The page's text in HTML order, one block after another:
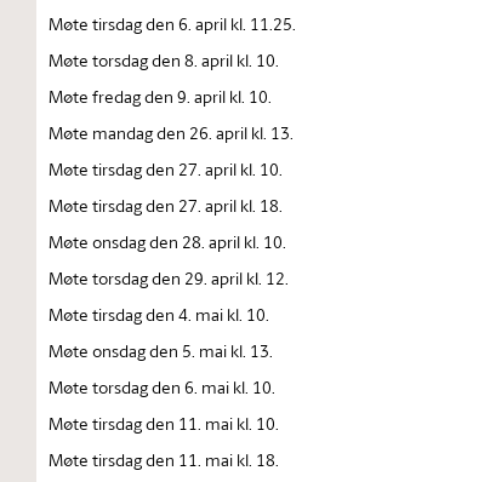
Møte tirsdag den 6. april kl. 11.25.
Møte torsdag den 8. april kl. 10.
Møte fredag den 9. april kl. 10.
Møte mandag den 26. april kl. 13.
Møte tirsdag den 27. april kl. 10.
Møte tirsdag den 27. april kl. 18.
Møte onsdag den 28. april kl. 10.
Møte torsdag den 29. april kl. 12.
Møte tirsdag den 4. mai kl. 10.
Møte onsdag den 5. mai kl. 13.
Møte torsdag den 6. mai kl. 10.
Møte tirsdag den 11. mai kl. 10.
Møte tirsdag den 11. mai kl. 18.